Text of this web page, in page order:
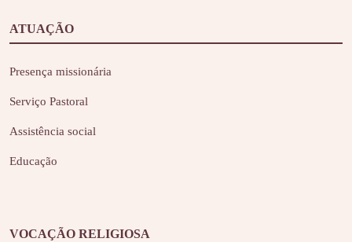
ATUAÇÃO
Presença missionária
Serviço Pastoral
Assistência social
Educação
VOCAÇÃO RELIGIOSA